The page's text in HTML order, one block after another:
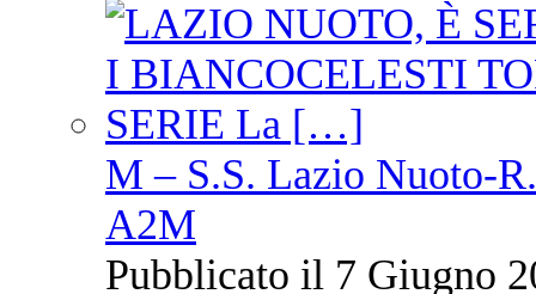
M – S.S. Lazio Nuoto-
A2M
Pubblicato il 7 Giugno